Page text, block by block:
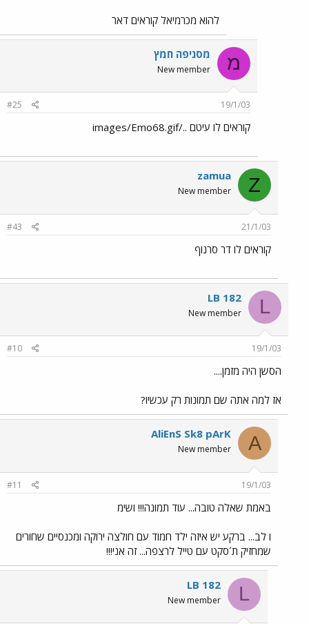
להוא מכרמיאל קוראים דאר
מ מסניפה חמץ
New member
19/1/03
#25
קוראים לו עיטם ../images/Emo68.gif
Z
zamua
New member
21/1/03
#43
קוראים לו דר סרנוף
L
LB 182
New member
19/1/03
#10
הסשן היה מזמן....
אז למה אתה שם תמונות רק עכשיו?
A
AliEnS Sk8 pArK
New member
19/1/03
#11
באמת שאלה טובה... עוד תמונה!!! ושימ
ו לב... ברקע יש איזה ילד חמוד עם חולצה ירוקה ומכנסיים שחורים
שמחזיק ת´סקט עם טייל לרצפה... זה אני!!!
L
LB 182
New member